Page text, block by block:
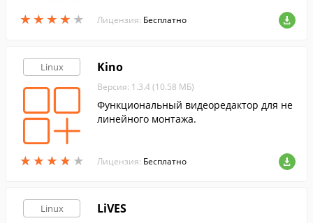
★ ★ ★ ★ ★
★ ★ ★ ★ ★
параметры.
Лицензия: Бесплатно
Linux
★ ★ ★ ★ ★
★ ★ ★ ★ ★
Kino
Версия: 1.3.4 (10.58 МБ)
Функциональный видеоредактор для не
линейного монтажа.
Лицензия: Бесплатно
Linux LiVES